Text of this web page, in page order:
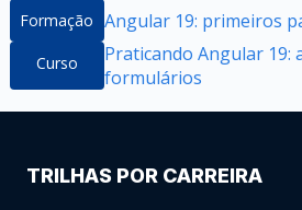
Formação Angular 19: primeiros
Curso
Praticando Angular 19:
formulários
TRILHAS POR CARREIRA